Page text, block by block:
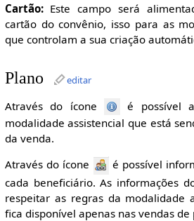
Cartão:Este campo será
cartão do convênio, isso para as
que controlam a sua criação
Plano editar
Através do ícone
é possível
modalidade assistencial que está
da venda.
Através do ícone
é possível
cada beneficiário. As informações
respeitar as regras da modalidade
fica disponível apenas nas vendas